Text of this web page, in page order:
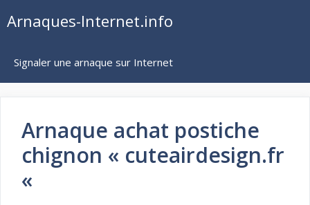
auArnaques-Internet.info
Signaler une arnaque sur Internet
Arnaque achat postiche
chignon « cuteairdesign.fr
«